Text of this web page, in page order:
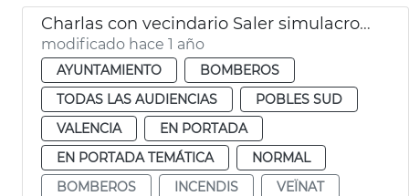
Charlas con vecindario Saler simulacros contra incendis
modificado hace 1 año
AYUNTAMIENTO
BOMBEROS
TODAS LAS AUDIENCIAS
POBLES SUD
VALENCIA
EN PORTADA
EN PORTADA TEMÁTICA
NORMAL
BOMBEROS
INCENDIS
VEÏNAT